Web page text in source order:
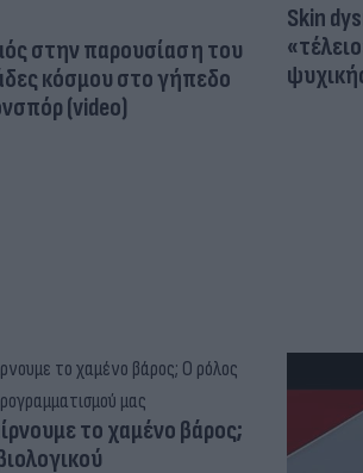
στην παρουσίαση του
κόσμου στο γήπεδο
(video)
Skin
το χαμένο βάρος;